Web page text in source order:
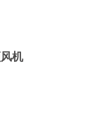
机